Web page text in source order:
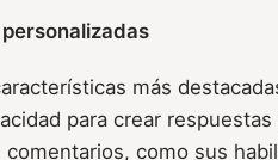
más
para crear
comentarios, como sus